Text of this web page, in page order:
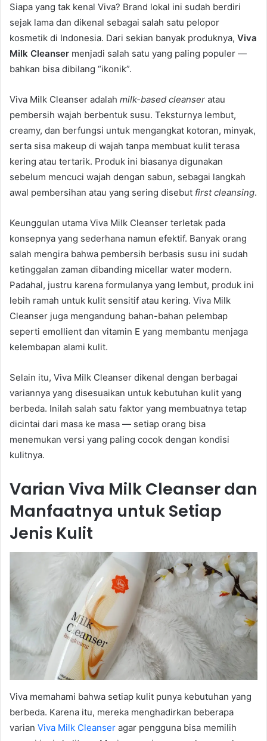
Siapa yang tak kenal Viva? Brand lokal ini sudah berdiri
sejak lama dan dikenal sebagai salah satu pelopor
kosmetik di Indonesia. Dari sekian banyak produknya, Viva
Milk Cleanser menjadi salah satu yang paling populer —
bahkan bisa dibilang “ikonik”.
Viva Milk Cleanser adalah milk-based cleanser atau
pembersih wajah berbentuk susu. Teksturnya lembut,
creamy, dan berfungsi untuk mengangkat kotoran, minyak,
serta sisa makeup di wajah tanpa membuat kulit terasa
kering atau tertarik. Produk ini biasanya digunakan
sebelum mencuci wajah dengan sabun, sebagai langkah
awal pembersihan atau yang sering disebut first cleansing.
Keunggulan utama Viva Milk Cleanser terletak pada
konsepnya yang sederhana namun efektif. Banyak orang
salah mengira bahwa pembersih berbasis susu ini sudah
ketinggalan zaman dibanding micellar water modern.
Padahal, justru karena formulanya yang lembut, produk ini
lebih ramah untuk kulit sensitif atau kering. Viva Milk
Cleanser juga mengandung bahan-bahan pelembap
seperti emollient dan vitamin E yang membantu menjaga
kelembapan alami kulit.
Selain itu, Viva Milk Cleanser dikenal dengan berbagai
variannya yang disesuaikan untuk kebutuhan kulit yang
berbeda. Inilah salah satu faktor yang membuatnya tetap
dicintai dari masa ke masa — setiap orang bisa
menemukan versi yang paling cocok dengan kondisi
kulitnya.
Varian Viva Milk Cleanser dan
Manfaatnya untuk Setiap
Jenis Kulit
Viva memahami bahwa setiap kulit punya kebutuhan yang
berbeda. Karena itu, mereka menghadirkan beberapa
varian Viva Milk Cleanser agar pengguna bisa memilih